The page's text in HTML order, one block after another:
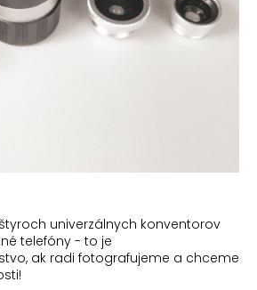
univerzálnych konventorov
telefóny - to je
ak radi fotografujeme a chceme